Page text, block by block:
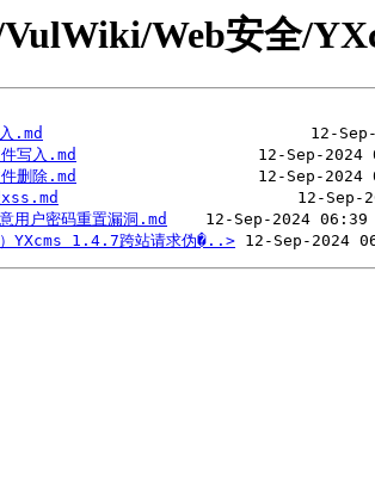
Web安全/
.md
写入.md
删除.md
户密码重置漏洞.md
）YXcms 1.4.7跨站请求伪�..>